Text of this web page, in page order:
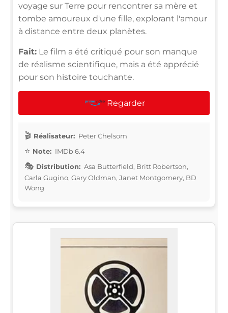
voyage sur Terre pour rencontrer sa mère et
tombe amoureux d'une fille, explorant l'amour
à distance entre deux planètes.
Fait: Le film a été critiqué pour son manque
de réalisme scientifique, mais a été apprécié
pour son histoire touchante.
Regarder
Réalisateur: Peter Chelsom
Note: IMDb 6.4
Distribution: Asa Butterfield, Britt Robertson,
Carla Gugino, Gary Oldman, Janet Montgomery, BD
Wong